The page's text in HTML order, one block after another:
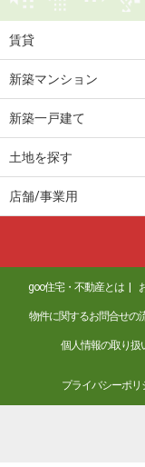
賃貸
新築マンション
新築一戸建て
土地を探す
店舗/事業用
goo住宅・不動産とは
物件に関するお問合せの
個人情報の取り扱
プライバシーポリ